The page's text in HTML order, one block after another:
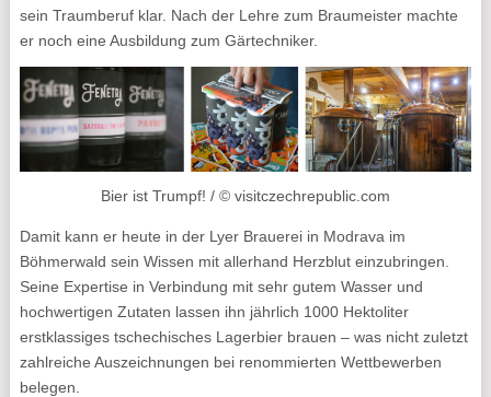
sein Traumberuf klar. Nach der Lehre zum Braumeister machte
er noch eine Ausbildung zum Gärtechniker.
Bier ist Trumpf! / © visitczechrepublic.com
Damit kann er heute in der Lyer Brauerei in Modrava im
Böhmerwald sein Wissen mit allerhand Herzblut einzubringen.
Seine Expertise in Verbindung mit sehr gutem Wasser und
hochwertigen Zutaten lassen ihn jährlich 1000 Hektoliter
erstklassiges tschechisches Lagerbier brauen – was nicht zuletzt
zahlreiche Auszeichnungen bei renommierten Wettbewerben
belegen.